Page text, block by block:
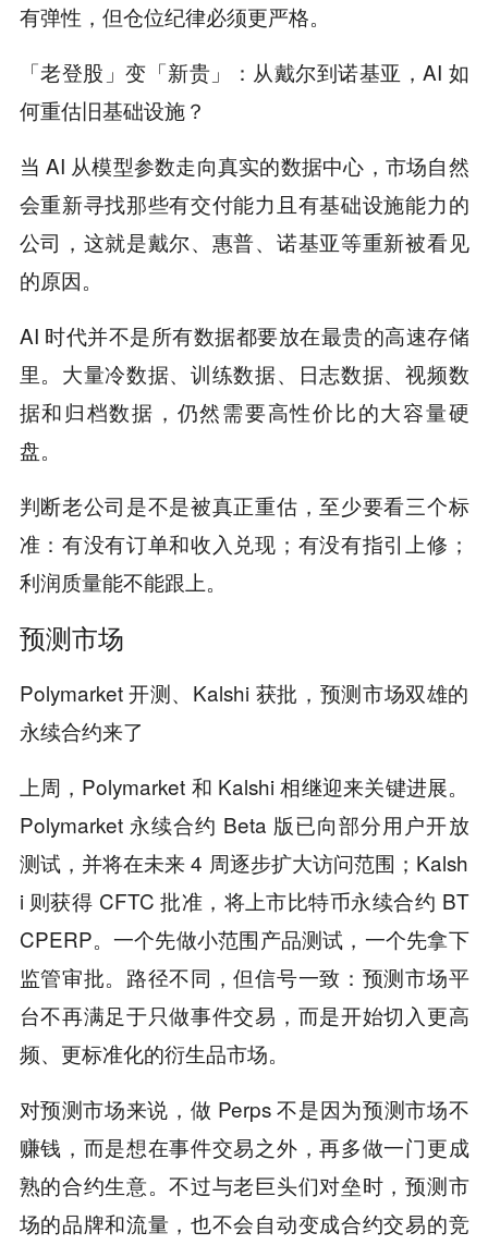
有弹性，但仓位纪律必须更严格。
「老登股」变「新贵」：从戴尔到诺基亚，AI 如
何重估旧基础设施？
当 AI 从模型参数走向真实的数据中心，市场自然
会重新寻找那些有交付能力且有基础设施能力的
公司，这就是戴尔、惠普、诺基亚等重新被看见
的原因。
AI 时代并不是所有数据都要放在最贵的高速存储
里。大量冷数据、训练数据、日志数据、视频数
据和归档数据，仍然需要高性价比的大容量硬
盘。
判断老公司是不是被真正重估，至少要看三个标
准：有没有订单和收入兑现；有没有指引上修；
利润质量能不能跟上。
预测市场
Polymarket 开测、Kalshi 获批，预测市场双雄的
永续合约来了
上周，Polymarket 和 Kalshi 相继迎来关键进展。
Polymarket 永续合约 Beta 版已向部分用户开放
测试，并将在未来 4 周逐步扩大访问范围；Kalsh
i 则获得 CFTC 批准，将上市比特币永续合约 BT
CPERP。一个先做小范围产品测试，一个先拿下
监管审批。路径不同，但信号一致：预测市场平
台不再满足于只做事件交易，而是开始切入更高
频、更标准化的衍生品市场。
对预测市场来说，做 Perps 不是因为预测市场不
赚钱，而是想在事件交易之外，再多做一门更成
熟的合约生意。不过与老巨头们对垒时，预测市
场的品牌和流量，也不会自动变成合约交易的竞